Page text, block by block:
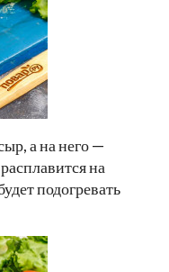
а на него —
на
подогревать